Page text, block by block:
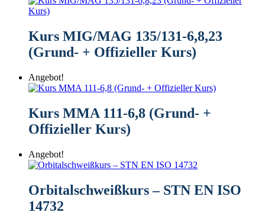
Kurs MIG/MAG 135/131-6,8,23
(Grund- + Offizieller Kurs)
Angebot!
Kurs MMA 111-6,8 (Grund- +
Offizieller Kurs)
Angebot!
Orbitalschweißkurs – STN EN ISO
14732